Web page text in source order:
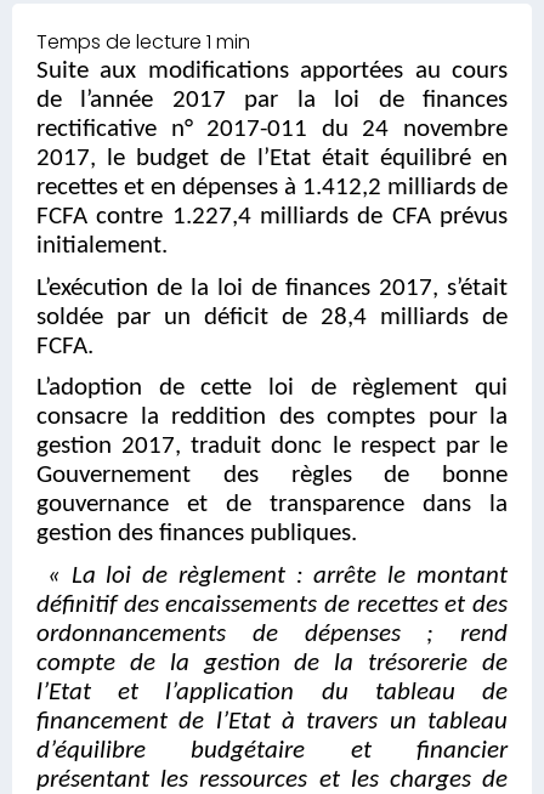
Suite aux modifications apportées au cours
de l’année 2017 par la loi de finances
rectificative n° 2017-011 du 24 novembre
2017, le budget de l’Etat était équilibré en
recettes et en dépenses à 1.412,2 milliards de
FCFA contre 1.227,4 milliards de CFA prévus
initialement.
L’exécution de la loi de finances 2017, s’était
soldée par un déficit de 28,4 milliards de
FCFA.
L’adoption de cette loi de règlement qui
consacre la reddition des comptes pour la
gestion 2017, traduit donc le respect par le
Gouvernement des règles de bonne
gouvernance et de transparence dans la
gestion des finances publiques.
« La loi de règlement : arrête le montant
définitif des encaissements de recettes et des
ordonnancements de dépenses ; rend
compte de la gestion de la trésorerie de
l’Etat et l’application du tableau de
financement de l’Etat à travers un tableau
d’équilibre budgétaire et financier
présentant les ressources et les charges de